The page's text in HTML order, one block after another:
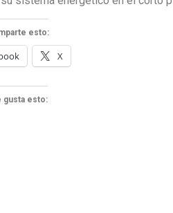
esto:
X
gusta esto: